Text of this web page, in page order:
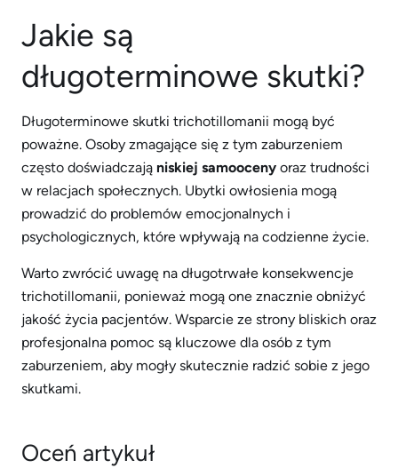
Jakie są
długoterminowe skutki?
Długoterminowe skutki trichotillomanii mogą być
poważne. Osoby zmagające się z tym zaburzeniem
często doświadczają niskiej samooceny oraz trudności
w relacjach społecznych. Ubytki owłosienia mogą
prowadzić do problemów emocjonalnych i
psychologicznych, które wpływają na codzienne życie.
Warto zwrócić uwagę na długotrwałe konsekwencje
trichotillomanii, ponieważ mogą one znacznie obniżyć
jakość życia pacjentów. Wsparcie ze strony bliskich oraz
profesjonalna pomoc są kluczowe dla osób z tym
zaburzeniem, aby mogły skutecznie radzić sobie z jego
skutkami.
Oceń artykuł